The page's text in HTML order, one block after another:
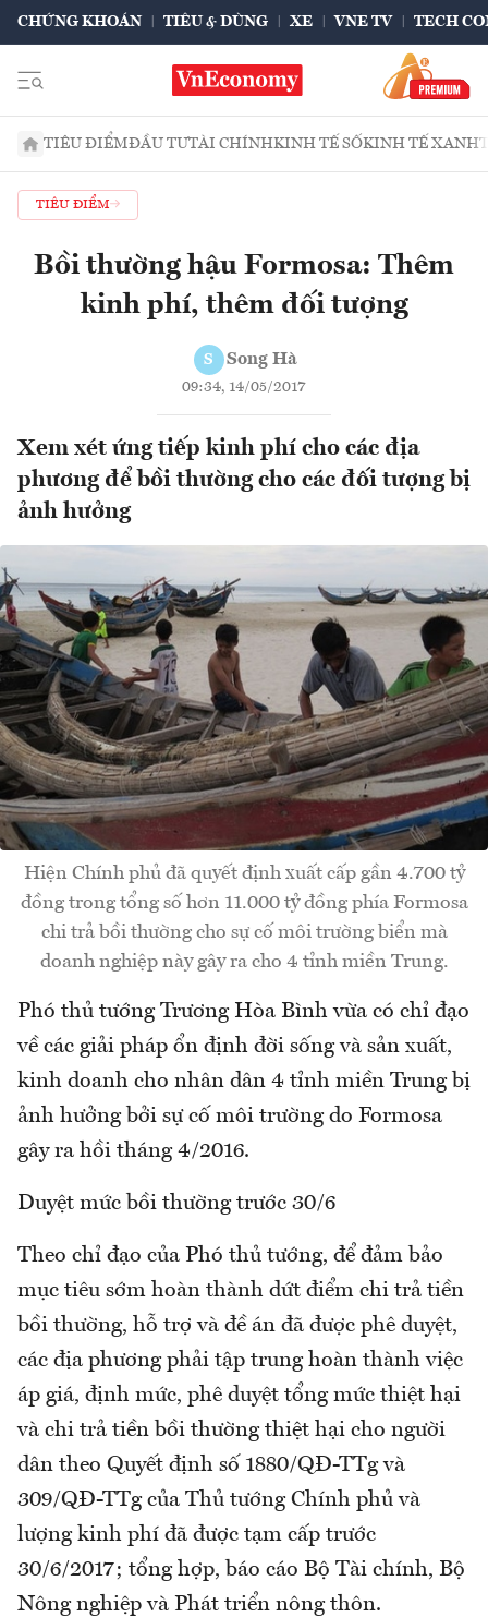
CHỨNG KHOÁN TIÊU & DÙNG XE VNE TV TECH
TIÊU ĐIỂMĐẦU TƯTÀI CHÍNHKINH TẾ SỐKINH TẾ XANH
TIÊU ĐIỂM
Bồi thường hậu Formosa: Thêm
kinh phí, thêm đối tượng
S Song Hà
09:34, 14/05/2017
Xem xét ứng tiếp kinh phí cho các địa
phương để bồi thường cho các đối tượng bị
ảnh hưởng
Hiện Chính phủ đã quyết định xuất cấp gần 4.700 tỷ
đồng trong tổng số hơn 11.000 tỷ đồng phía Formosa
chi trả bồi thường cho sự cố môi trường biển mà
doanh nghiệp này gây ra cho 4 tỉnh miền Trung.
Phó thủ tướng Trương Hòa Bình vừa có chỉ đạo
về các giải pháp ổn định đời sống và sản xuất,
kinh doanh cho nhân dân 4 tỉnh miền Trung bị
ảnh hưởng bởi sự cố môi trường do Formosa
gây ra hồi tháng 4/2016.
Duyệt mức bồi thường trước 30/6
Theo chỉ đạo của Phó thủ tướng, để đảm bảo
mục tiêu sớm hoàn thành dứt điểm chi trả tiền
bồi thường, hỗ trợ và đề án đã được phê duyệt,
các địa phương phải tập trung hoàn thành việc
áp giá, định mức, phê duyệt tổng mức thiệt hại
và chi trả tiền bồi thường thiệt hại cho người
dân theo Quyết định số 1880/QĐ-TTg và
309/QĐ-TTg của Thủ tướng Chính phủ và
lượng kinh phí đã được tạm cấp trước
30/6/2017; tổng hợp, báo cáo Bộ Tài chính, Bộ
Nông nghiệp và Phát triển nông thôn.